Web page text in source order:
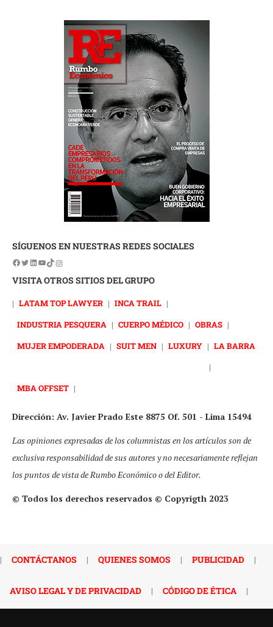
SÍGUENOS EN NUESTRAS REDES SOCIALES
VISITA OTROS SITIOS DEL GRUPO
| LATAM TOP LAWYER | INCA TRAIL |
INDUSTRIA PESQUERA | CUERPO MÉDICO | OBRAS |
MUJER EMPODERADA | SUIT MEN | LUXURY | LA BARRA
|
MBA OFFSET |
Dirección: Av. Javier Prado Este 8875 Of. 501 - Lima 15494
Las opiniones expresadas de los columnistas en los artículos son de
exclusiva responsabilidad de sus autores y no necesariamente reflejan
los puntos de vista de Rumbo Económico o del Editor.
© Todos los derechos reservados © Copyrigth 2023
| CONTÁCTANOS | QUIENES SOMOS | PUBLICIDAD |
AVISO LEGAL Y DE PRIVACIDAD | CÓDIGO DE ÉTICA |